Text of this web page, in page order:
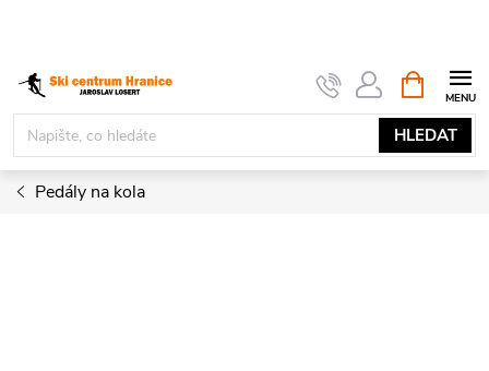
obsah
HLEDAT
NÁKUPNÍ
KOŠÍK
Pedály na kola